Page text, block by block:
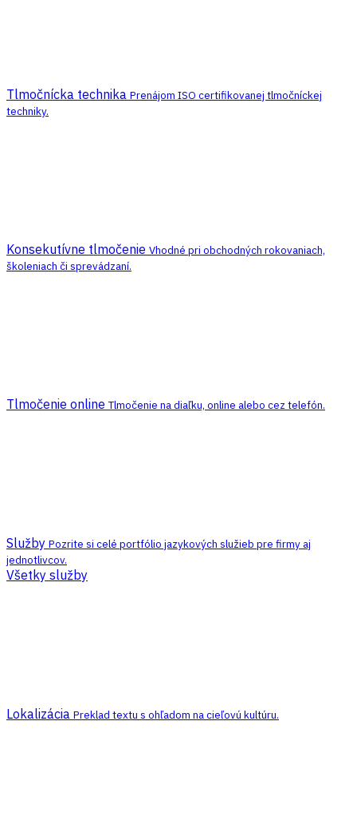
Tlmočnícka technika Prenájom ISO certifikovanej tlmočníckej
techniky.
Konsekutívne tlmočenie Vhodné pri obchodných rokovaniach,
školeniach či sprevádzaní.
Tlmočenie online Tlmočenie na diaľku, online alebo cez telefón.
Služby Pozrite si celé portfólio jazykových služieb pre firmy aj
jednotlivcov.
Všetky služby
Lokalizácia Preklad textu s ohľadom na cieľovú kultúru.